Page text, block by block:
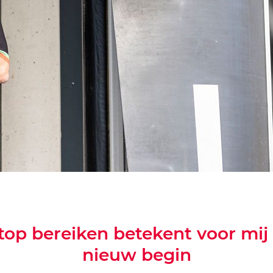
bereiken betekent voor mij
nieuw begin